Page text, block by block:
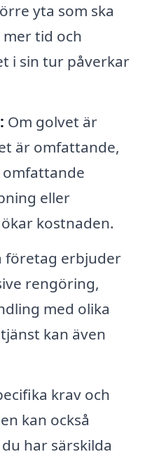
yta som ska
tid och
i sin tur påverkar
Om golvet är
är omfattande,
omfattande
eller
kostnaden.
företag erbjuder
rengöring,
med olika
kan även
krav och
kan också
har särskilda